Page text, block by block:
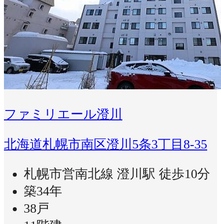
ファミリエール澄川
北海道札幌市南区澄川5条3丁目8-35
札幌市営南北線 澄川駅 徒歩10分
築34年
38戸